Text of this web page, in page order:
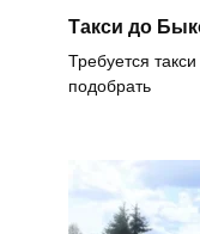
Такси до
Требуется
подобрать